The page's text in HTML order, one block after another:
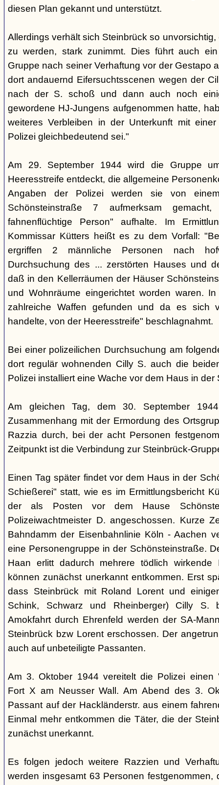
diesen Plan gekannt und unterstützt.
Allerdings verhält sich Steinbrück so
zu werden, stark zunimmt. Dies führt auch
Gruppe nach seiner Verhaftung vor der Gestapo
dort andauernd Eifersuchtsscenen wegen der
nach der S. schoß und dann auch noch
gewordene HJ-Jungens aufgenommen hatte,
weiteres Verbleiben in der Unterkunft mit
Polizei gleichbedeutend sei."
Am 29. September 1944 wird die Gruppe
Heeresstreife entdeckt, die allgemeine
Angaben der Polizei werden sie von
Schönsteinstraße 7 aufmerksam
fahnenflüchtige Person" aufhalte. Im
Kommissar Kütters heißt es zu dem Vorfall:
ergriffen 2 männliche Personen nach
Durchsuchung des ... zerstörten Hauses und
daß in den Kellerräumen der Häuser
und Wohnräume eingerichtet worden waren.
zahlreiche Waffen gefunden und da es sich
handelte, von der Heeresstreife" beschlagnahmt.
Bei einer polizeilichen Durchsuchung am
dort regulär wohnenden Cilly S. auch die
Polizei installiert eine Wache vor dem Haus in
Am gleichen Tag, dem 30. September
Zusammenhang mit der Ermordung des
Razzia durch, bei der acht Personen
Zeitpunkt ist die Verbindung zur Steinbrück-
Einen Tag später findet vor dem Haus in der
Schießerei" statt, wie es im Ermittlungsbericht
der als Posten vor dem Hause
Polizeiwachtmeister D. angeschossen. Kurze
Bahndamm der Eisenbahnlinie Köln - Aachen
eine Personengruppe in der Schönsteinstraße.
Haan erlitt dadurch mehrere tödlich wirkende
können zunächst unerkannt entkommen. Erst
dass Steinbrück mit Roland Lorent und
Schink, Schwarz und Rheinberger) Cilly S.
Amokfahrt durch Ehrenfeld werden der SA-
Steinbrück bzw Lorent erschossen. Der
auch auf unbeteiligte Passanten.
Am 3. Oktober 1944 vereitelt die Polizei einen
Fort X am Neusser Wall. Am Abend des 3.
Passant auf der Hackländerstr. aus einem
Einmal mehr entkommen die Täter, die der
zunächst unerkannt.
Es folgen jedoch weitere Razzien und
werden insgesamt 63 Personen festgenommen,